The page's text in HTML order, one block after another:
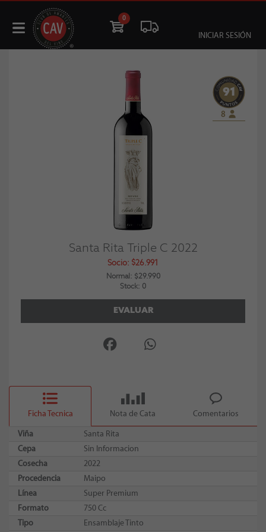
0
INICIAR SESIÓN
91
8
Santa Rita Triple C 2022
Socio: $26.991
Normal: $29.990
Stock: 0
EVALUAR
Ficha Tecnica Nota de Cata Comentarios
Viña
Santa Rita
Cepa
Sin Informacion
Cosecha
2022
Procedencia
Maipo
Línea
Super Premium
Formato
750 Cc
Tipo
Ensamblaje Tinto